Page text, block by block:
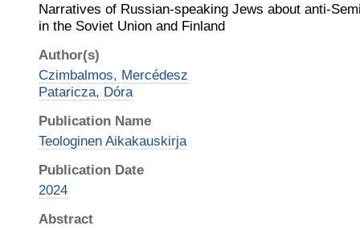
Narratives of Russian-speaking Jews about anti-
in the Soviet Union and Finland
Author(s)
Czimbalmos, Mercédesz
Pataricza, Dóra
Publication Name
Teologinen Aikakauskirja
Publication Date
2024
Abstract